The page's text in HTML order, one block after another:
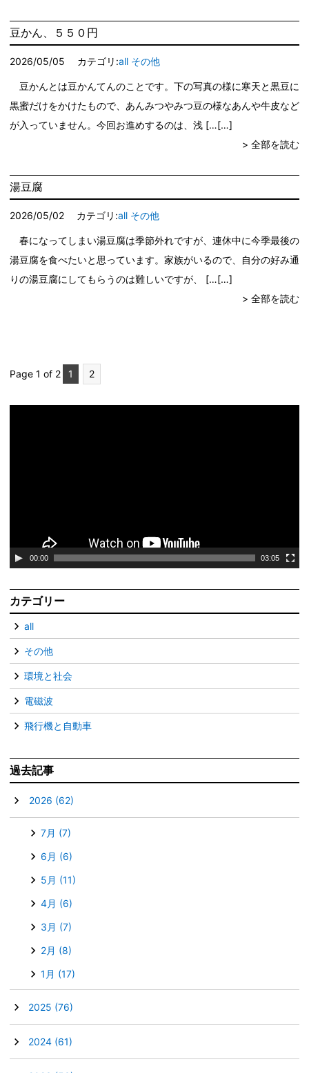
豆かん、５５０円
2026/05/05 カテゴリ:all その他
豆かんとは豆かんてんのことです。下の写真の様に寒天と黒豆に
黒蜜だけをかけたもので、あんみつやみつ豆の様なあんや牛皮など
が入っていません。今回お進めするのは、浅 […
> 全部を読む
湯豆腐
2026/05/02 カテゴリ:all その他
春になってしまい湯豆腐は季節外れですが、連休中に今季最後の
湯豆腐を食べたいと思っています。家族がいるので、自分の好み通
りの湯豆腐にしてもらうのは難しいですが、 […
> 全部を読む
Page 1 of 2 1 2
00:00 03:05
カテゴリー
all
その他
環境と社会
電磁波
飛行機と自動車
過去記事
2026 (62)
7月 (7)
6月 (6)
5月 (11)
4月 (6)
3月 (7)
2月 (8)
1月 (17)
2025 (76)
2024 (61)